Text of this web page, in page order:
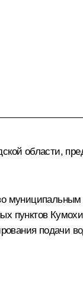
области,
пунктов
подачи